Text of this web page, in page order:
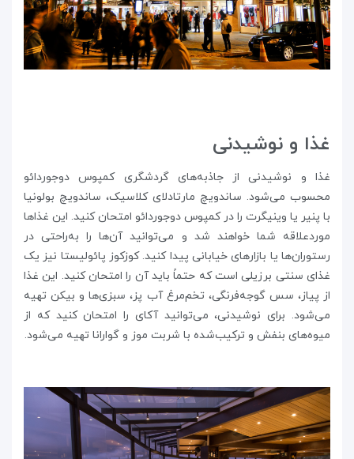
غذا و نوشیدنی
غذا و نوشیدنی از جاذبه‌های گردشگری کمپوس دوجوردائو
محسوب می‌شود. ساندویچ مارتادلای کلاسیک، ساندویچ بولونیا
با پنیر یا وینیگرت را در کمپوس دوجوردائو امتحان کنید. این غذاها
موردعلاقه شما خواهند شد و می‌توانید آن‌ها را به‌راحتی در
رستوران‌ها یا بازارهای خیابانی پیدا کنید. کوزکوز پائولیستا نیز یک
غذای سنتی برزیلی است که حتماً باید آن را امتحان کنید. این غذا
از پیاز، سس گوجه‌فرنگی، تخم‌مرغ آب پز، سبزی‌ها و بیکن تهیه
می‌شود. برای نوشیدنی، می‌توانید آکای را امتحان کنید که از
میوه‌های بنفش و ترکیب‌شده با شربت موز و گوارانا تهیه می‌شود.